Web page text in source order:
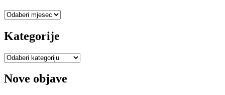
Sve
Kategorije
Kategorije
Nove objave